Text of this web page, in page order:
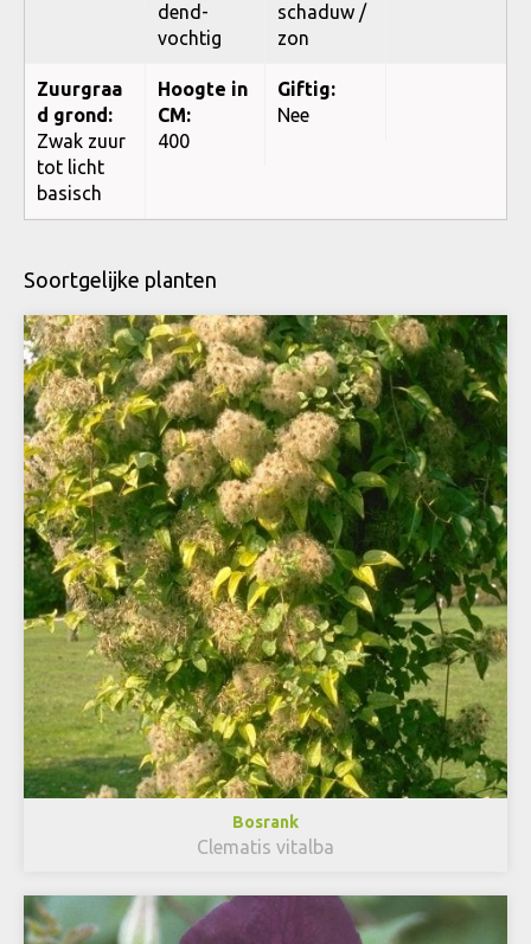
dend-
vochtig
schaduw /
zon
Zuurgraa
d grond:
Zwak zuur
tot licht
basisch
Hoogte in
CM:
400
Giftig:
Nee
Soortgelijke planten
Bosrank
Clematis vitalba